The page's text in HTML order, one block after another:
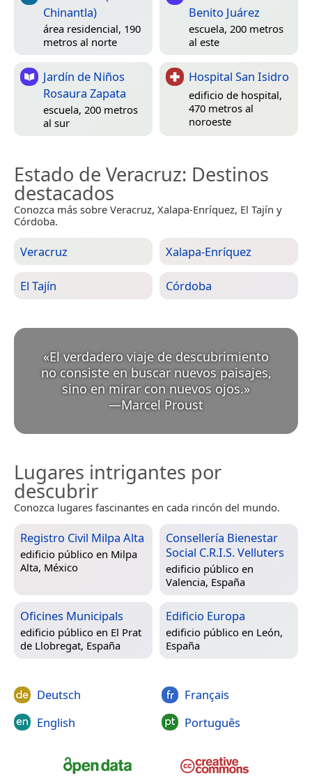
Chinantla)
área residencial, 190
metros al norte
Benito Juárez
escuela, 200 metros
al este
Jardín de Niños
Rosaura Zapata
escuela, 200 metros
al sur
Hospital San Isidro
edificio de hospital,
470 metros al
noroeste
Estado de Veracruz: Destinos
destacados
Conozca más sobre Veracruz, Xalapa-Enríquez, El Tajín y
Córdoba.
Veracruz Xalapa-Enríquez
El Tajín Córdoba
«El verdadero viaje de descubrimiento
no consiste en buscar nuevos paisajes,
sino en mirar con nuevos ojos.
—Marcel Proust
Lugares intrigantes por
descubrir
Conozca lugares fascinantes en cada rincón del mundo.
Registro Civil Milpa Alta
edificio público en Milpa
Alta, México
Consellería Bienestar
Social C.R.I.S. Velluters
edificio público en
Valencia, España
Oficines Municipals
edificio público en El Prat
de Llobregat, España
Edificio Europa
edificio público en León,
España
Deutsch
English
Français
Português